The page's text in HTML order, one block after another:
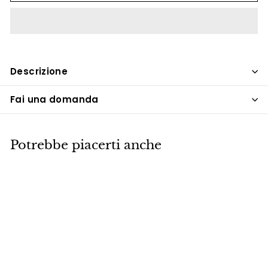
Descrizione
Fai una domanda
Potrebbe piacerti anche